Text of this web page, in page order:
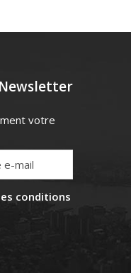
votre
conditions